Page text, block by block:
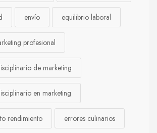
envío equilibrio laboral
profesional
de marketing
en marketing
rendimiento errores culinarios